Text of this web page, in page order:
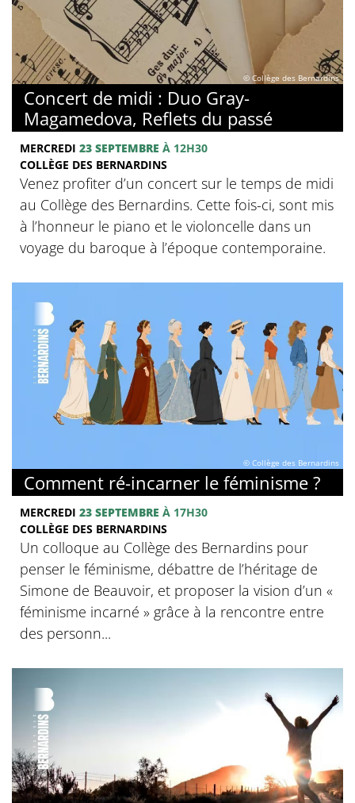
© Collège des Bernardins
Concert de midi : Duo Gray-
Magamedova, Reflets du passé
MERCREDI 23 SEPTEMBRE À 12H30
COLLÈGE DES BERNARDINS
Venez profiter d’un concert sur le temps de midi
au Collège des Bernardins. Cette fois-ci, sont mis
à l’honneur le piano et le violoncelle dans un
voyage du baroque à l’époque contemporaine.
© Collège des Bernardins
Comment ré-incarner le féminisme ?
MERCREDI 23 SEPTEMBRE À 17H30
COLLÈGE DES BERNARDINS
Un colloque au Collège des Bernardins pour
penser le féminisme, débattre de l’héritage de
Simone de Beauvoir, et proposer la vision d’un «
féminisme incarné » grâce à la rencontre entre
des personn...